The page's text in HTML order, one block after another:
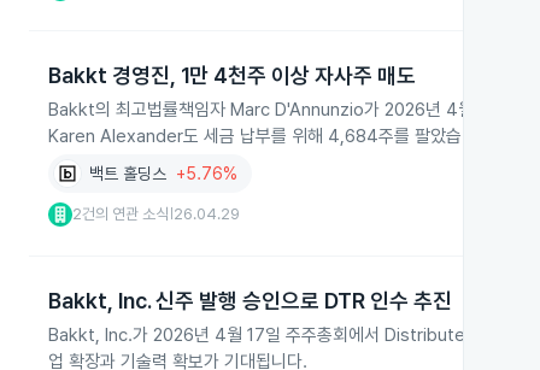
Bakkt 경영진, 1만 4천주 이상 자사주 매도
Bakkt의 최고법률책임자 Marc D'Annunzio가 2026년 4월 28일 제
Karen Alexander도 세금 납부를 위해 4,684주를 팔았습니다.
백트 홀딩스 +5.76%
2건의 연관 소식 26.04.29
Bakkt, Inc. 신주 발행 승인으로 DTR 인수 추진
Bakkt, Inc.가 2026년 4월 17일 주주총회에서 Distributed
업 확장과 기술력 확보가 기대됩니다.